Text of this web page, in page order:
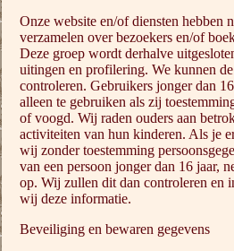
Onze website en/of diensten hebben
verzamelen over bezoekers en/of
Deze groep wordt derhalve
uitingen en profilering. We kunnen
controleren. Gebruikers jonger dan
alleen te gebruiken als zij
of voogd. Wij raden ouders aan
activiteiten van hun kinderen. Als je
wij zonder toestemming
van een persoon jonger dan 16 jaar,
op. Wij zullen dit dan controleren en
wij deze informatie.
Beveiliging en bewaren gegevens